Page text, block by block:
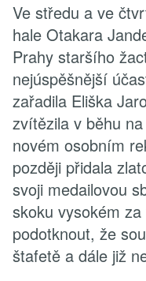
Ve středu a ve
hale Otakara
Prahy staršího
nejúspěšnější
zařadila Eliška
zvítězila v běhu
novém osobním
později přidala
svoji medailovou
skoku vysokém
podotknout, že
štafetě a dále již